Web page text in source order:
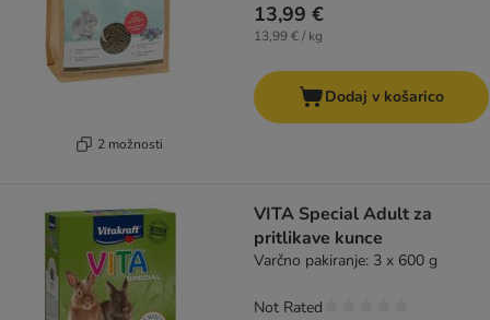
2 možnosti
13,99 €
13,99 € / kg
Dodaj v košarico
VITA Special Adult za
pritlikave kunce
Varčno pakiranje: 3 x 600 g
Not Rated